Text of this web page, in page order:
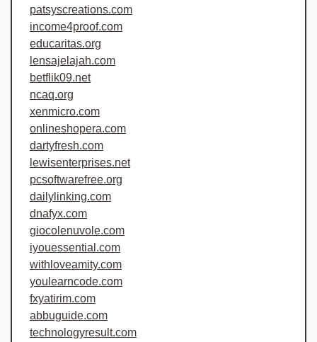
patsyscreations.com
income4proof.com
educaritas.org
lensajelajah.com
betflik09.net
ncaq.org
xenmicro.com
onlineshopera.com
dartyfresh.com
lewisenterprises.net
pcsoftwarefree.org
dailylinking.com
dnafyx.com
giocolenuvole.com
iyouessential.com
withloveamity.com
youlearncode.com
fxyatirim.com
abbuguide.com
technologyresult.com